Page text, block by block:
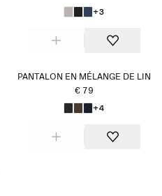
+3
PANTALON EN MÉLANGE DE LIN
€ 79
+4